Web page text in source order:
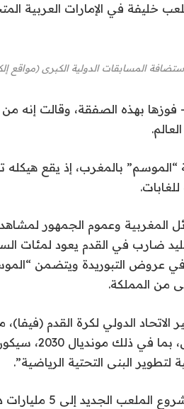
خليفة في الإمارات العربية
المسابقات الدولية الكبرى (مواقع
بهذه الصفقة، وقالت إنه من
“الموسم” بالمغرب، إذ يقع
المغربية وعموم الجمهور
ضارب في القدم يعود لمئات
عروض التبوريدة ويتضمن
من المملكة.
الدولي لكرة القدم (فيفا)،
استضافة أهم المباريات في
البنى التحتية الرياضية”.
ووفقًا لموقع “موروكو وورلد نيوز”